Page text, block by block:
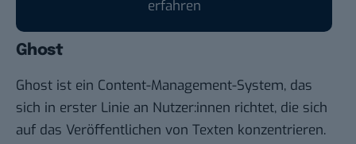
erfahren
Ghost
Ghost ist ein Content-Management-System, das
sich in erster Linie an Nutzer:innen richtet, die sich
auf das Veröffentlichen von Texten konzentrieren.